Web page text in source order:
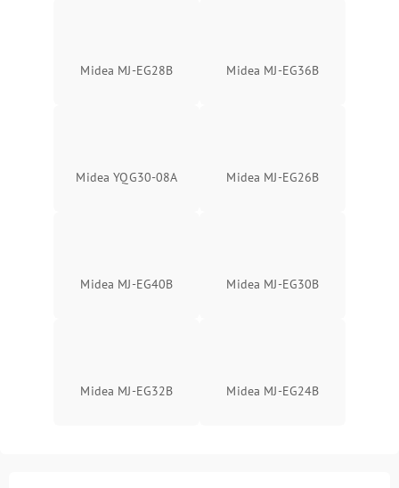
Midea MJ-EG28B Midea MJ-EG36B
Midea YQG30-08A Midea MJ-EG26B
Midea MJ-EG40B Midea MJ-EG30B
Midea MJ-EG32B Midea MJ-EG24B